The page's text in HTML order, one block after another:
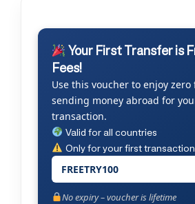
Your First Transfer is
Fees!
Use this voucher to enjoy zero
sending money abroad for
transaction.
Valid for all countries
Only for your first transaction
FREETRY100
No expiry – voucher is lifetime